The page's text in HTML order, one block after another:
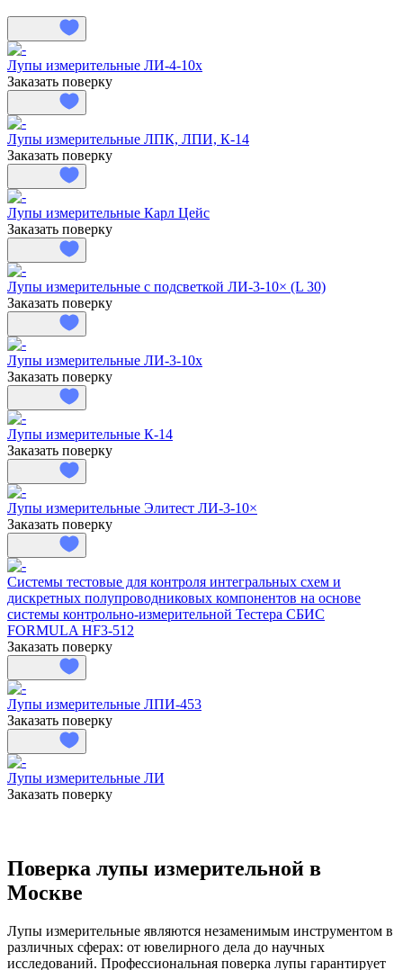
Лупы измерительные ЛИ-4-10х
Заказать поверку
Лупы измерительные ЛПК, ЛПИ, К-14
Заказать поверку
Лупы измерительные Карл Цейс
Заказать поверку
Лупы измерительные с подсветкой ЛИ-3-10× (L 30)
Заказать поверку
Лупы измерительные ЛИ-3-10х
Заказать поверку
Лупы измерительные К-14
Заказать поверку
Лупы измерительные Элитест ЛИ-3-10×
Заказать поверку
Системы тестовые для контроля интегральных схем и
дискретных полупроводниковых компонентов на основе
системы контрольно-измерительной Тестера СБИС
FORMULA HF3-512
Заказать поверку
Лупы измерительные ЛПИ-453
Заказать поверку
Лупы измерительные ЛИ
Заказать поверку
Поверка лупы измерительной в
Москве
Лупы измерительные являются незаменимым инструментом в
различных сферах: от ювелирного дела до научных
исследований. Профессиональная поверка лупы гарантирует